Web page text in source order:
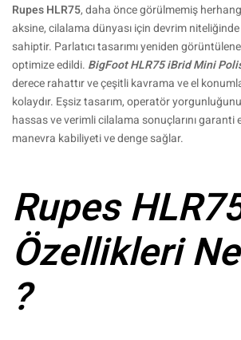
Rupes HLR75, daha önce görülmemiş
aksine, cilalama dünyası için devrim
sahiptir. Parlatıcı tasarımı yeniden
optimize edildi. BigFoot HLR75 iBrid Mini
derece rahattır ve çeşitli kavrama ve el
kolaydır. Eşsiz tasarım, operatör
hassas ve verimli cilalama sonuçlarını garanti
manevra kabiliyeti ve denge sağlar.
Rupes
Özellikleri
?